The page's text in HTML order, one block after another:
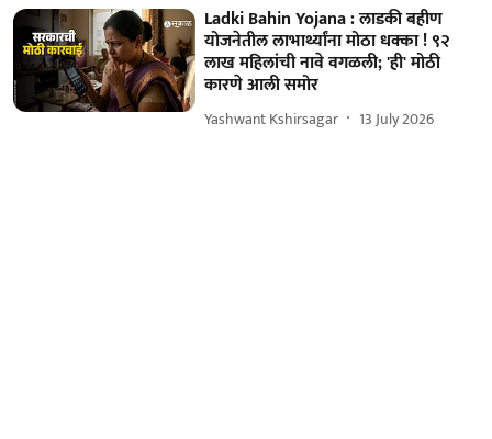
Ladki Bahin Yojana : लाडकी बहीण
योजनेतील लाभार्थ्यांना मोठा धक्का ! ९२
लाख महिलांची नावे वगळली; 'ही' मोठी
कारणे आली समोर
Yashwant Kshirsagar 13 July 2026